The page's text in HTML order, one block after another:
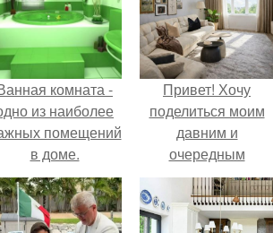
комната -
из наиболее
помещений
в доме.
Привет! Хочу
поделиться моим
давним и
очередным
неопубликованным
проектом.